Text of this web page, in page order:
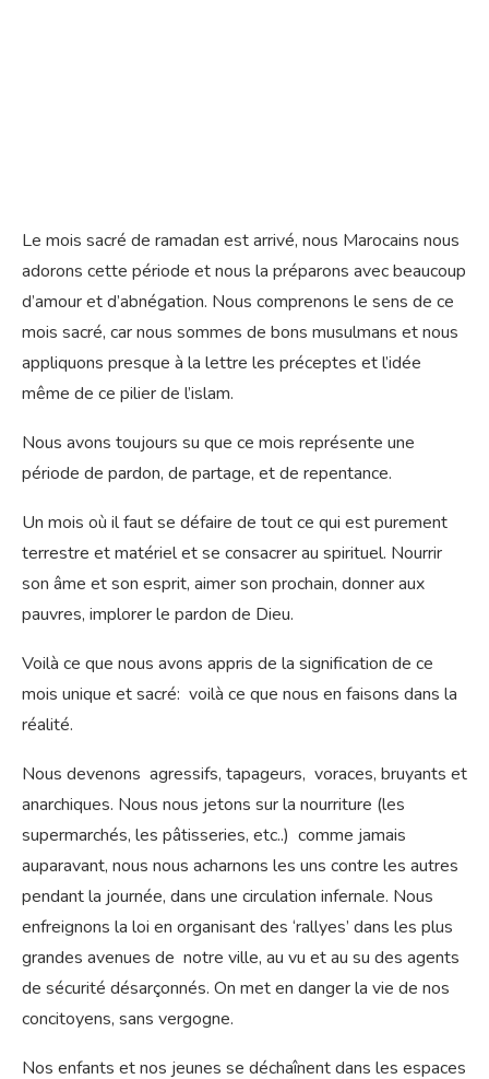
Le mois sacré de ramadan est arrivé, nous Marocains nous
adorons cette période et nous la préparons avec beaucoup
d’amour et d’abnégation. Nous comprenons le sens de ce
mois sacré, car nous sommes de bons musulmans et nous
appliquons presque à la lettre les préceptes et l’idée
même de ce pilier de l’islam.
Nous avons toujours su que ce mois représente une
période de pardon, de partage, et de repentance.
Un mois où il faut se défaire de tout ce qui est purement
terrestre et matériel et se consacrer au spirituel. Nourrir
son âme et son esprit, aimer son prochain, donner aux
pauvres, implorer le pardon de Dieu.
Voilà ce que nous avons appris de la signification de ce
mois unique et sacré: voilà ce que nous en faisons dans la
réalité.
Nous devenons agressifs, tapageurs, voraces, bruyants et
anarchiques. Nous nous jetons sur la nourriture (les
supermarchés, les pâtisseries, etc..) comme jamais
auparavant, nous nous acharnons les uns contre les autres
pendant la journée, dans une circulation infernale. Nous
enfreignons la loi en organisant des ‘rallyes’ dans les plus
grandes avenues de notre ville, au vu et au su des agents
de sécurité désarçonnés. On met en danger la vie de nos
concitoyens, sans vergogne.
Nos enfants et nos jeunes se déchaînent dans les espaces